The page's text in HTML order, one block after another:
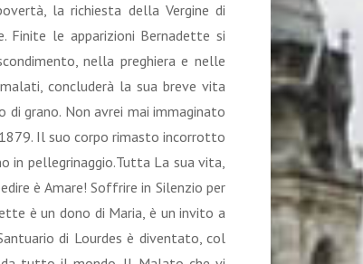
la richiesta della Vergine di
Finite le apparizioni Bernadette si
nella preghiera e nelle
concluderà la sua breve vita
grano. Non avrei mai immaginato
Il suo corpo rimasto incorrotto
in pellegrinaggio.Tutta La sua vita,
è Amare! Soffrire in Silenzio per
è un dono di Maria, è un invito a
di Lourdes è diventato, col